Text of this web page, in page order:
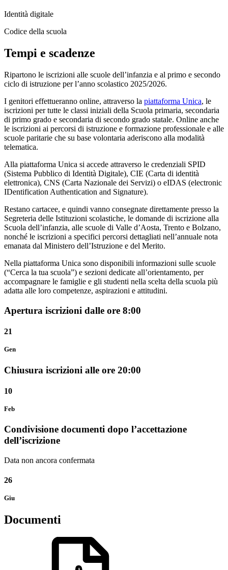
Identità digitale
Codice della scuola
Tempi e scadenze
Ripartono le iscrizioni alle scuole dell’infanzia e al primo e secondo
ciclo di istruzione per l’anno scolastico 2025/2026.
I genitori effettueranno online, attraverso la piattaforma Unica, le
iscrizioni per tutte le classi iniziali della Scuola primaria, secondaria
di primo grado e secondaria di secondo grado statale. Online anche
le iscrizioni ai percorsi di istruzione e formazione professionale e alle
scuole paritarie che su base volontaria aderiscono alla modalità
telematica.
Alla piattaforma Unica si accede attraverso le credenziali SPID
(Sistema Pubblico di Identità Digitale), CIE (Carta di identità
elettronica), CNS (Carta Nazionale dei Servizi) o eIDAS (electronic
IDentification Authentication and Signature).
Restano cartacee, e quindi vanno consegnate direttamente presso la
Segreteria delle Istituzioni scolastiche, le domande di iscrizione alla
Scuola dell’infanzia, alle scuole di Valle d’Aosta, Trento e Bolzano,
nonché le iscrizioni a specifici percorsi dettagliati nell’annuale nota
emanata dal Ministero dell’Istruzione e del Merito.
Nella piattaforma Unica sono disponibili informazioni sulle scuole
(“Cerca la tua scuola”) e sezioni dedicate all’orientamento, per
accompagnare le famiglie e gli studenti nella scelta della scuola più
adatta alle loro competenze, aspirazioni e attitudini.
Apertura iscrizioni dalle ore 8:00
21
Gen
Chiusura iscrizioni alle ore 20:00
10
Feb
Condivisione documenti dopo l’accettazione
dell’iscrizione
Data non ancora confermata
26
Giu
Documenti